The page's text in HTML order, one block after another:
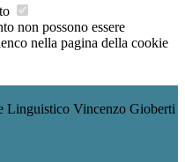
non possono essere
nella pagina della cookie
Linguistico Vincenzo Gioberti